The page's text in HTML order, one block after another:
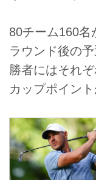
80チーム160名
ラウンド後の
勝者にはそれ
カップポイント